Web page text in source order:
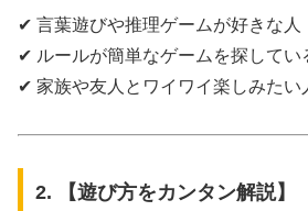
✔ 言葉遊びや推理ゲームが好きな人
✔ ルールが簡単なゲームを探してい
✔ 家族や友人とワイワイ楽しみたい
2. 【遊び方をカンタン解説】